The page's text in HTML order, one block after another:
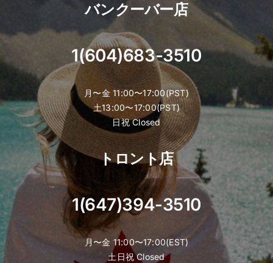
バンクーバー店
1(604)683-3510
月〜金 11:00〜17:00(PST)
土13:00〜17:00(PST)
日祝 Closed
トロント店
1(647)394-3510
月〜金 11:00〜17:00(EST)
土日祝 Closed